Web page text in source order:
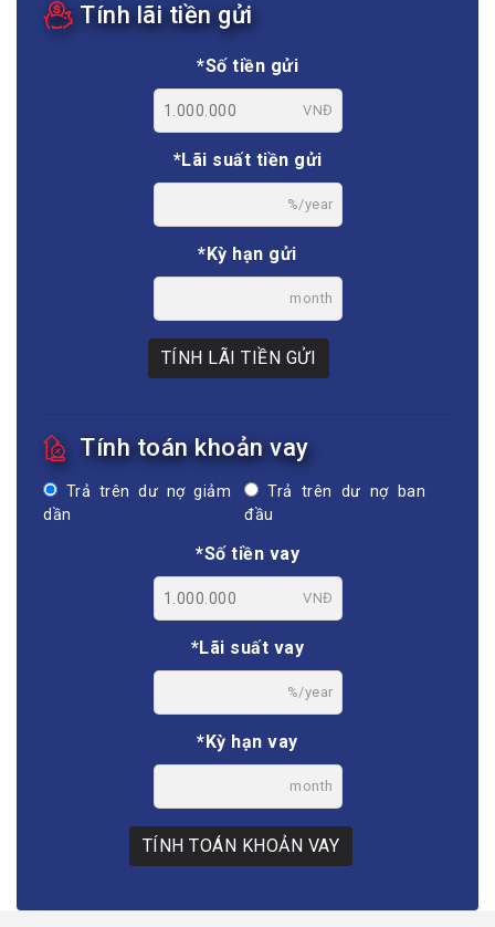
Tính lãi tiền gửi
*Số tiền gửi
VNĐ
*Lãi suất tiền gửi
%/year
*Kỳ hạn gửi
month
TÍNH LÃI TIỀN GỬI
Tính toán khoản vay
Trả trên dư nợ giảm
dần
Trả trên dư nợ ban
đầu
*Số tiền vay
VNĐ
*Lãi suất vay
%/year
*Kỳ hạn vay
month
TÍNH TOÁN KHOẢN VAY